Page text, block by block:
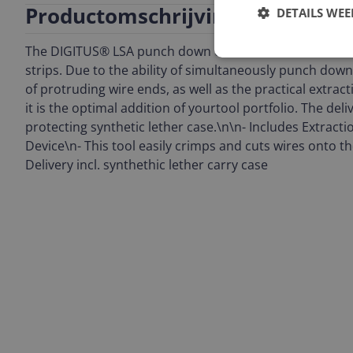
Productomschrijving
The DIGITUS® LSA punch down tool is the ideal tool for
strips. Due to the ability of simultaneously punch
of protruding wire ends, as well as the practical
it is the optimal addition of yourtool portfolio. The
protecting synthetic lether case.\n\n- Includes
Device\n- This tool easily crimps and cuts wires onto
Delivery incl. synthethic lether carry case
DETAILS